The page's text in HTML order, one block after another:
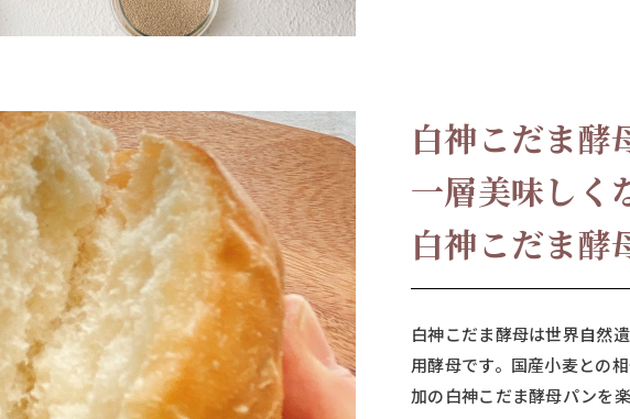
白神こだま酵
一層美味しく
白神こだま酵
白神こだま酵母は世界自然
用酵母です。国産小麦との
加の白神こだま酵母パンを